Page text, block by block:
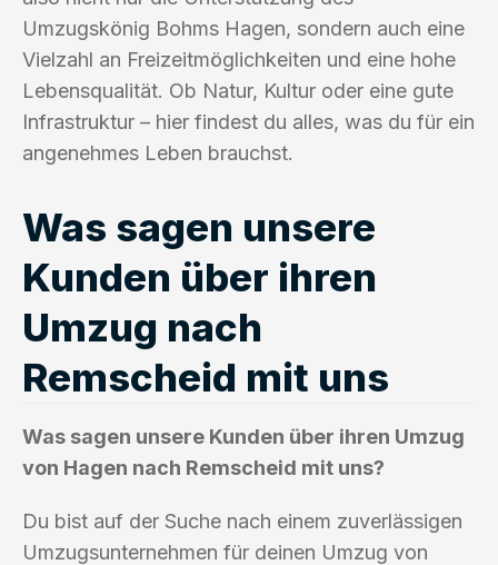
Umzugskönig Bohms Hagen, sondern auch eine
Vielzahl an Freizeitmöglichkeiten und eine hohe
Lebensqualität. Ob Natur, Kultur oder eine gute
Infrastruktur – hier findest du alles, was du für ein
angenehmes Leben brauchst.
Was sagen unsere
Kunden über ihren
Umzug nach
Remscheid mit uns
Was sagen unsere Kunden über ihren Umzug
von Hagen nach Remscheid mit uns?
Du bist auf der Suche nach einem zuverlässigen
Umzugsunternehmen für deinen Umzug von